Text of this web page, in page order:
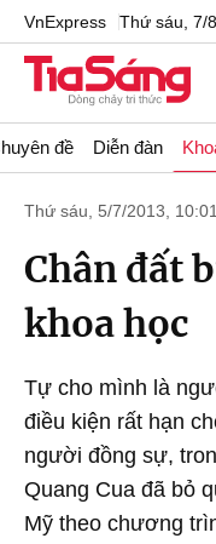
VnExpress Thứ sáu, 7/
đề Diễn đàn
Thứ sáu, 5/7/2013,
Chân đất
khoa học
Tự cho mình là
điều kiện rất hạn
người đồng sự,
Quang Cua đã bỏ
Mỹ theo chương